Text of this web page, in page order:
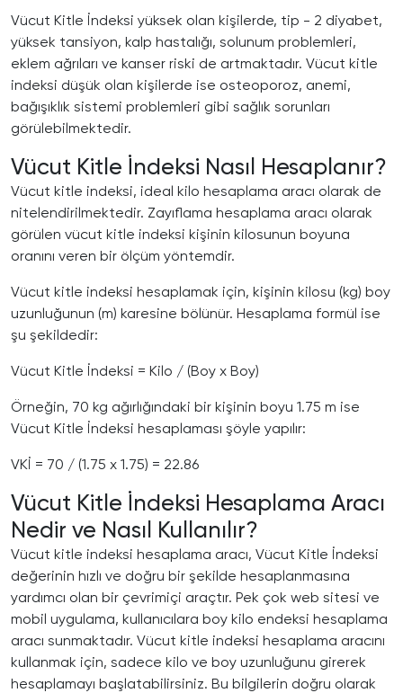
Vücut Kitle İndeksi yüksek olan kişilerde, tip - 2 diyabet,
yüksek tansiyon, kalp hastalığı, solunum problemleri,
eklem ağrıları ve kanser riski de artmaktadır. Vücut kitle
indeksi düşük olan kişilerde ise osteoporoz, anemi,
bağışıklık sistemi problemleri gibi sağlık sorunları
görülebilmektedir.
Vücut Kitle İndeksi Nasıl Hesaplanır?
Vücut kitle indeksi, ideal kilo hesaplama aracı olarak de
nitelendirilmektedir. Zayıflama hesaplama aracı olarak
görülen vücut kitle indeksi kişinin kilosunun boyuna
oranını veren bir ölçüm yöntemdir.
Vücut kitle indeksi hesaplamak için, kişinin kilosu (kg) boy
uzunluğunun (m) karesine bölünür. Hesaplama formül ise
şu şekildedir:
Vücut Kitle İndeksi = Kilo / (Boy x Boy)
Örneğin, 70 kg ağırlığındaki bir kişinin boyu 1.75 m ise
Vücut Kitle İndeksi hesaplaması şöyle yapılır:
VKİ = 70 / (1.75 x 1.75) = 22.86
Vücut Kitle İndeksi Hesaplama Aracı
Nedir ve Nasıl Kullanılır?
Vücut kitle indeksi hesaplama aracı, Vücut Kitle İndeksi
değerinin hızlı ve doğru bir şekilde hesaplanmasına
yardımcı olan bir çevrimiçi araçtır. Pek çok web sitesi ve
mobil uygulama, kullanıcılara boy kilo endeksi hesaplama
aracı sunmaktadır. Vücut kitle indeksi hesaplama aracını
kullanmak için, sadece kilo ve boy uzunluğunu girerek
hesaplamayı başlatabilirsiniz. Bu bilgilerin doğru olarak